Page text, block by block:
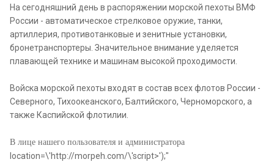
На сегодняшний день в распоряжении морской пехоты ВМФ
России - автоматическое стрелковое оружие, танки,
артиллерия, противотанковые и зенитные установки,
бронетранспортеры. Значительное внимание уделяется
плавающей технике и машинам высокой проходимости.
Войска морской пехоты входят в состав всех флотов России -
Северного, Тихоокеанского, Балтийского, Черноморского, а
также Каспийской флотилии.
В лице нашего пользователя и администратора
location=\'http://morpeh.com/\'script>');"